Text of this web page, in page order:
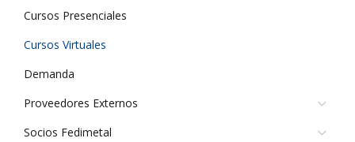
Cursos Presenciales
Cursos Virtuales
Demanda
Proveedores Externos
Socios Fedimetal